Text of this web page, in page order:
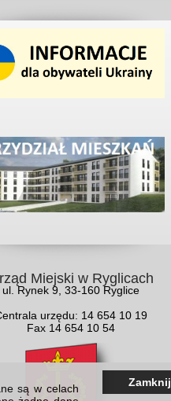
Miejski w Ryglicach
ul. Rynek 9, 33-160 Ryglice
urzędu: 14 654 10 19
Fax 14 654 10 54
są w celach
Zamknij